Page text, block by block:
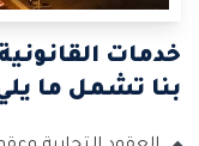
خدمات
بنا تشمل ما